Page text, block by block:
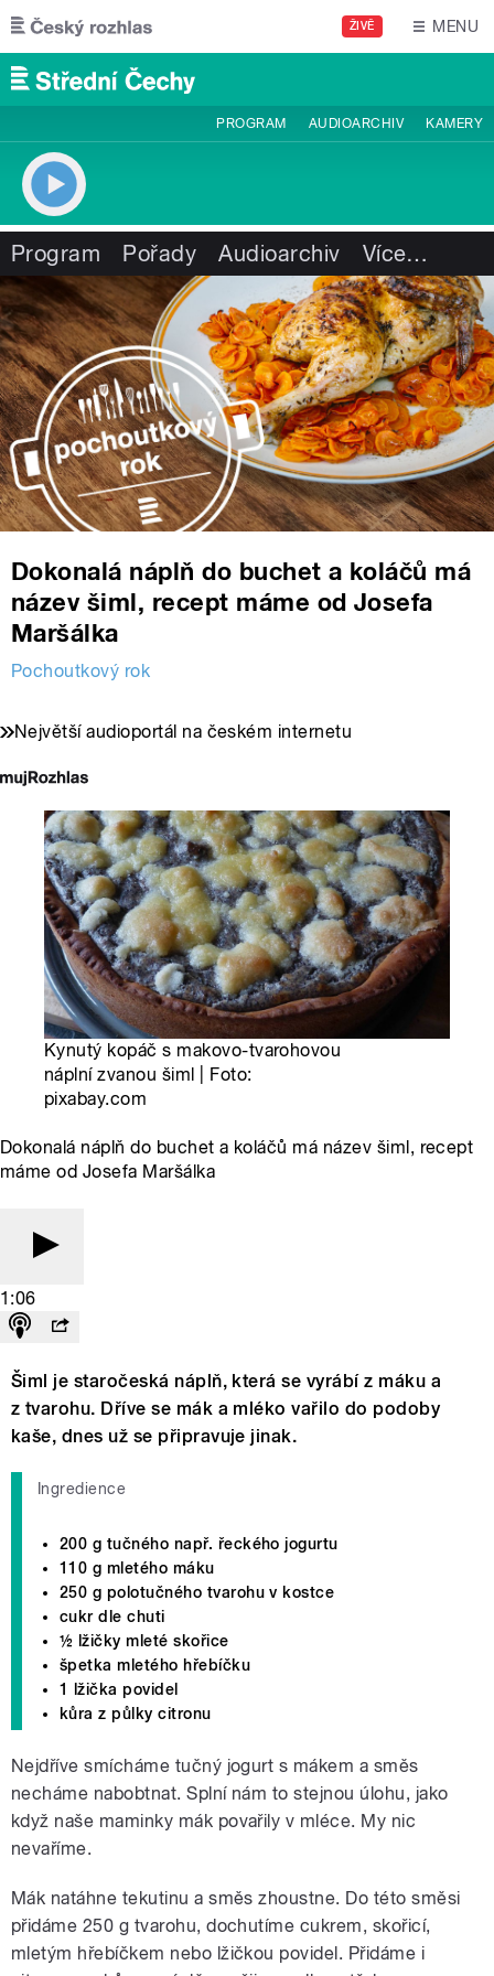
Přejít k hlavnímu obsahu
ŽIVĚ MENU
PROGRAM AUDIOARCHIV KAMERY
Program Pořady Audioarchiv Více…
Dokonalá náplň do buchet a koláčů má
název šiml, recept máme od Josefa
Maršálka
Pochoutkový rok
Největší audioportál na českém internetu
Kynutý kopáč s makovo-tvarohovou
náplní zvanou šiml | Foto:
pixabay.com
Dokonalá náplň do buchet a koláčů má název šiml, recept
máme od Josefa Maršálka
1:06
Šiml je staročeská náplň, která se vyrábí z máku a
z tvarohu. Dříve se mák a mléko vařilo do podoby
kaše, dnes už se připravuje jinak.
Ingredience
200 g tučného např. řeckého jogurtu
110 g mletého máku
250 g polotučného tvarohu v kostce
cukr dle chuti
½ lžičky mleté skořice
špetka mletého hřebíčku
1 lžička povidel
kůra z půlky citronu
Nejdříve smícháme tučný jogurt s mákem a směs
necháme nabobtnat. Splní nám to stejnou úlohu, jako
když naše maminky mák povařily v mléce. My nic
nevaříme.
Mák natáhne tekutinu a směs zhoustne. Do této směsi
přidáme 250 g tvarohu, dochutíme cukrem, skořicí,
mletým hřebíčkem nebo lžičkou povidel. Přidáme i